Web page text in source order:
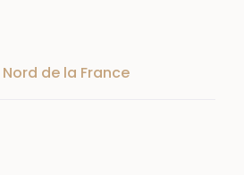
de la France